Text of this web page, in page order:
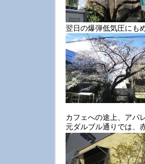
翌日の爆弾低気圧にも
カフェへの途上、アパ
元ダルブル通りでは、